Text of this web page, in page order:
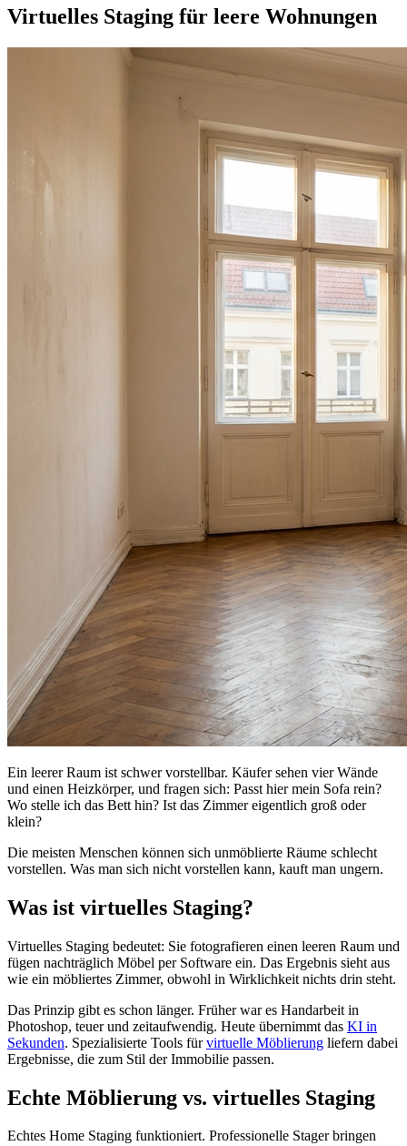
Virtuelles Staging für leere Wohnungen
Ein leerer Raum ist schwer vorstellbar. Käufer sehen vier Wände
und einen Heizkörper, und fragen sich: Passt hier mein Sofa rein?
Wo stelle ich das Bett hin? Ist das Zimmer eigentlich groß oder
klein?
Die meisten Menschen können sich unmöblierte Räume schlecht
vorstellen. Was man sich nicht vorstellen kann, kauft man ungern.
Was ist virtuelles Staging?
Virtuelles Staging bedeutet: Sie fotografieren einen leeren Raum und
fügen nachträglich Möbel per Software ein. Das Ergebnis sieht aus
wie ein möbliertes Zimmer, obwohl in Wirklichkeit nichts drin steht.
Das Prinzip gibt es schon länger. Früher war es Handarbeit in
Photoshop, teuer und zeitaufwendig. Heute übernimmt das KI in
Sekunden. Spezialisierte Tools fürvirtuelle Möblierung liefern dabei
Ergebnisse, die zum Stil der Immobilie passen.
Echte Möblierung vs. virtuelles Staging
Echtes Home Staging funktioniert. Professionelle Stager bringen